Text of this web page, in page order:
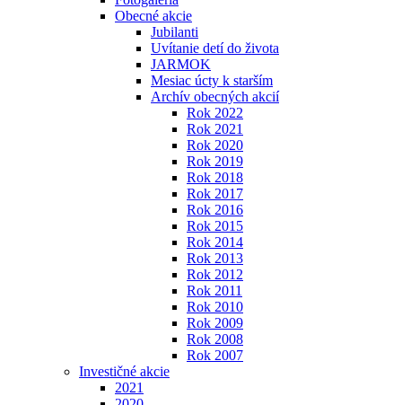
Obecné akcie
Jubilanti
Uvítanie detí do života
JARMOK
Mesiac úcty k starším
Archív obecných akcií
Rok 2022
Rok 2021
Rok 2020
Rok 2019
Rok 2018
Rok 2017
Rok 2016
Rok 2015
Rok 2014
Rok 2013
Rok 2012
Rok 2011
Rok 2010
Rok 2009
Rok 2008
Rok 2007
Investičné akcie
2021